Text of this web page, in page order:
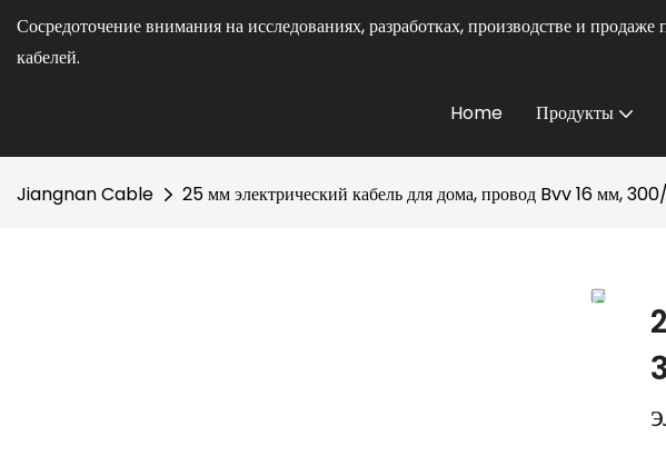
Сосредоточение внимания на исследованиях, разработках, производстве и продаже
кабелей.
Home Продукты
Jiangnan Cable 25 мм электрический кабель для дома, провод Bvv 16 мм,